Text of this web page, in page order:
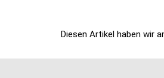
Diesen Artikel haben wir